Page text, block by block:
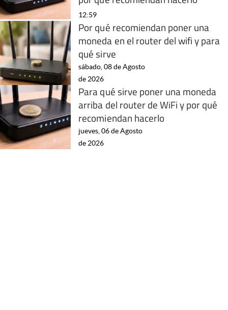
12:59
Por qué recomiendan poner una
moneda en el router del wifi y para
qué sirve
sábado, 08 de Agosto
de 2026
Para qué sirve poner una moneda
arriba del router de WiFi y por qué
recomiendan hacerlo
jueves, 06 de Agosto
de 2026